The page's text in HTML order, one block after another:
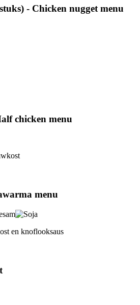
- Chicken nugget menu
chicken menu
menu
en knoflooksaus